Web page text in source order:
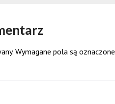
Wymagane pola są oznaczone